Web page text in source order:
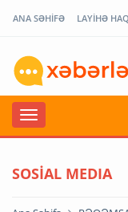
ANA SƏHİFƏ LAYİHƏ
SOSİAL MEDIA